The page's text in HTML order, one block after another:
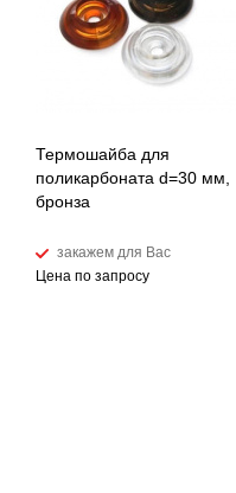
Термошайба для
поликарбоната d=30 мм,
бронза
закажем для Вас
Цена по запросу